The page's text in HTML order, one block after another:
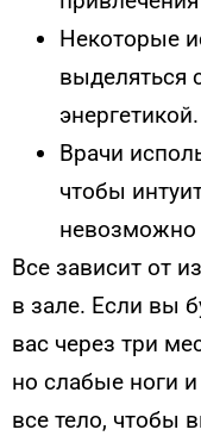
Некоторые
выделяться
энергетикой.
Врачи
чтобы
невозможно
Все зависит от
в зале. Если вы
вас через три
но слабые ноги
все тело, чтобы